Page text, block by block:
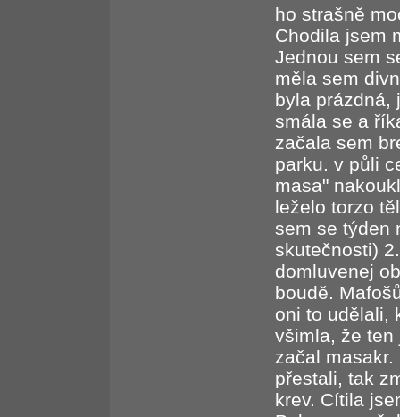
ho strašně
Chodila jsem
Jednou sem
měla sem
byla prázdná,
smála se a
začala sem
parku. v půli
masa"
leželo torzo
sem se týden
skutečnosti)
domluvenej
boudě.
oni to udělali,
všimla, že ten
začal
přestali, tak
krev. Cítila